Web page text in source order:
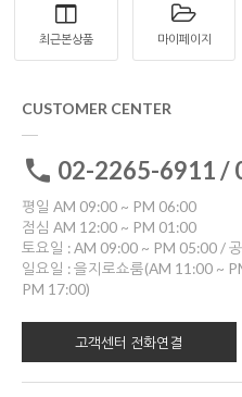
최근본상품 마이페이지
CUSTOMER CENTER
02-2265-6911 /
평일 AM 09:00 ~ PM 06:00
점심 AM 12:00 ~ PM 01:00
토요일 : AM 09:00 ~ PM 05:00 /
일요일 : 을지로쇼룸(AM 11:00 ~
PM 17:00)
고객센터 전화연결